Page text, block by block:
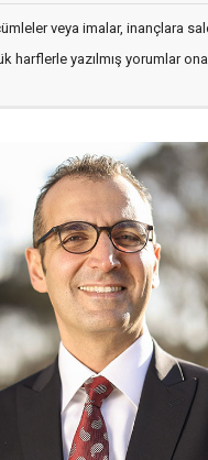
veya imalar, inançlara
harflerle yazılmış yorumlar